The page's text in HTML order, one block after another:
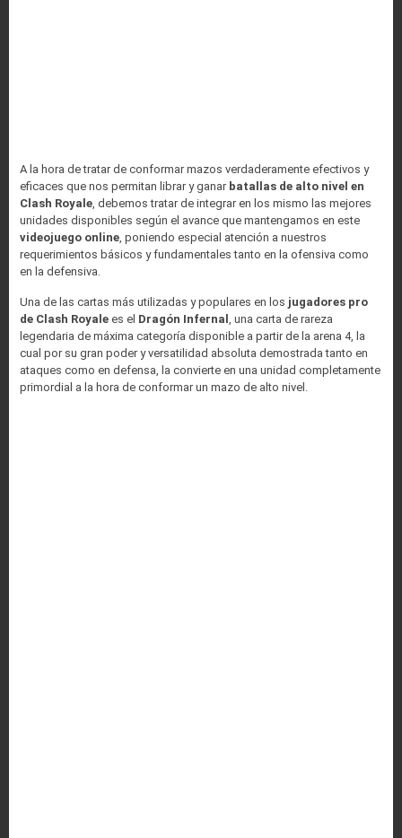
A la hora de tratar de conformar mazos verdaderamente efectivos y
eficaces que nos permitan librar y ganar batallas de alto nivel en
Clash Royale , debemos tratar de integrar en los mismo las mejores
unidades disponibles según el avance que mantengamos en este
videojuego online , poniendo especial atención a nuestros
requerimientos básicos y fundamentales tanto en la ofensiva como
en la defensiva.
Una de las cartas más utilizadas y populares en los jugadores pro
de Clash Royale es el Dragón Infernal , una carta de rareza
legendaria de máxima categoría disponible a partir de la arena 4, la
cual por su gran poder y versatilidad absoluta demostrada tanto en
ataques como en defensa, la convierte en una unidad completamente
primordial a la hora de conformar un mazo de alto nivel.